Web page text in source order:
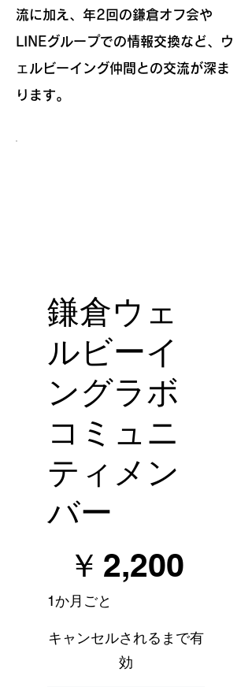
流に加え、年2回の鎌倉オフ会や
LINEグループでの情報交換など、ウ
ェルビーイング仲間との交流が深ま
ります。
鎌倉ウェ
ルビーイ
ングラボ
コミュニ
ティメン
バー
￥ 2,200
1か月ごと
キャンセルされるまで有
効